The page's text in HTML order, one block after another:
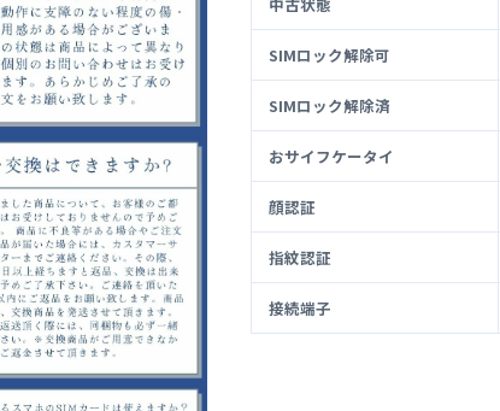
SIMロック解除可
SIMロック解除済
おサイフケータイ
顔認証
指紋認証
接続端子